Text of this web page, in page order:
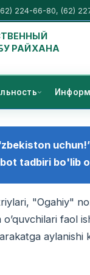
224-66-80, (62)
РАЙХАНА
tadbiri bo'lib
"Ogahiy"
faol
aylanishi